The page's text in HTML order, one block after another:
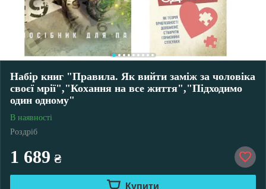
Набір книг "Правила. Як вийти заміж за чоловіка
своєї мрії","Кохання на все життя","Підходимо
один одному"
В наявності
Роздріб
1 689 ₴
Купити